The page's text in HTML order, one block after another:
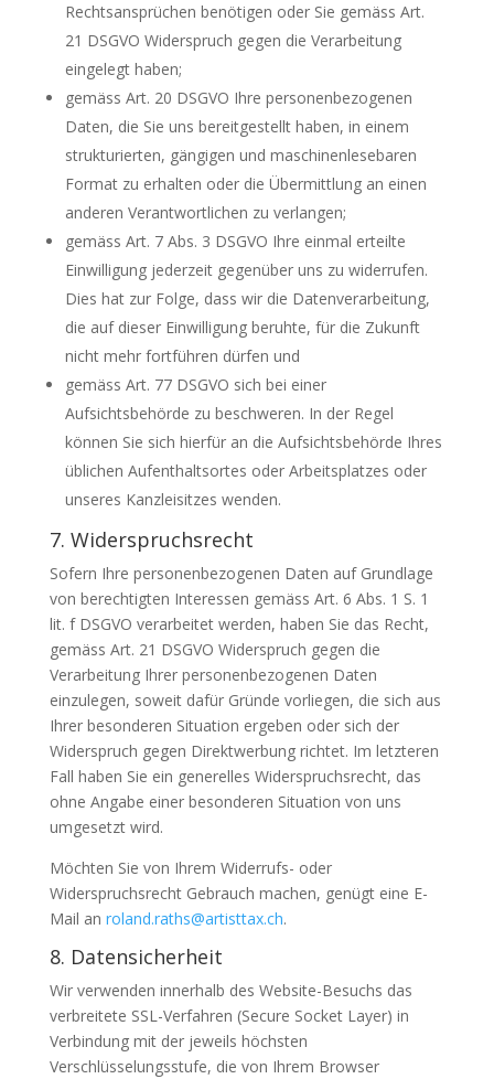
Rechtsansprüchen benötigen oder Sie gemäss Art.
21 DSGVO Widerspruch gegen die Verarbeitung
eingelegt haben;
gemäss Art. 20 DSGVO Ihre personenbezogenen
Daten, die Sie uns bereitgestellt haben, in einem
strukturierten, gängigen und maschinenlesebaren
Format zu erhalten oder die Übermittlung an einen
anderen Verantwortlichen zu verlangen;
gemäss Art. 7 Abs. 3 DSGVO Ihre einmal erteilte
Einwilligung jederzeit gegenüber uns zu widerrufen.
Dies hat zur Folge, dass wir die Datenverarbeitung,
die auf dieser Einwilligung beruhte, für die Zukunft
nicht mehr fortführen dürfen und
gemäss Art. 77 DSGVO sich bei einer
Aufsichtsbehörde zu beschweren. In der Regel
können Sie sich hierfür an die Aufsichtsbehörde Ihres
üblichen Aufenthaltsortes oder Arbeitsplatzes oder
unseres Kanzleisitzes wenden.
7. Widerspruchsrecht
Sofern Ihre personenbezogenen Daten auf Grundlage
von berechtigten Interessen gemäss Art. 6 Abs. 1 S. 1
lit. f DSGVO verarbeitet werden, haben Sie das Recht,
gemäss Art. 21 DSGVO Widerspruch gegen die
Verarbeitung Ihrer personenbezogenen Daten
einzulegen, soweit dafür Gründe vorliegen, die sich aus
Ihrer besonderen Situation ergeben oder sich der
Widerspruch gegen Direktwerbung richtet. Im letzteren
Fall haben Sie ein generelles Widerspruchsrecht, das
ohne Angabe einer besonderen Situation von uns
umgesetzt wird.
Möchten Sie von Ihrem Widerrufs- oder
Widerspruchsrecht Gebrauch machen, genügt eine E-
Mail an roland.raths@artisttax.ch.
8. Datensicherheit
Wir verwenden innerhalb des Website-Besuchs das
verbreitete SSL-Verfahren (Secure Socket Layer) in
Verbindung mit der jeweils höchsten
Verschlüsselungsstufe, die von Ihrem Browser